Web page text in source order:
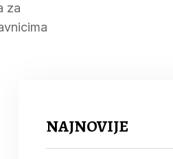
za
NAJNOVIJE